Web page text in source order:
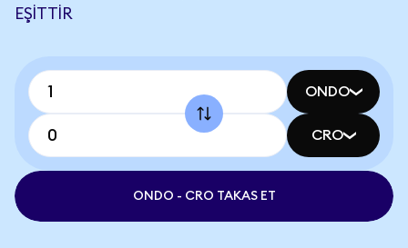
EŞITTIR
ONDO
CRO
ONDO - CRO TAKAS ET